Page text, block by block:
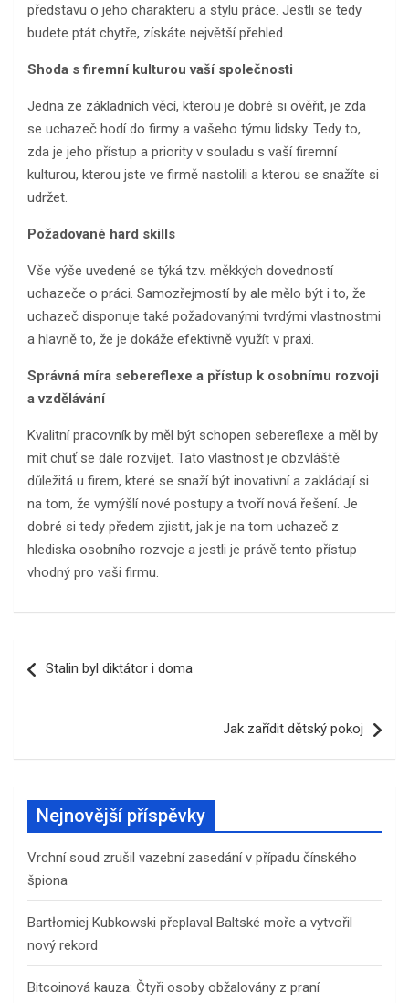
představu o jeho charakteru a stylu práce. Jestli se tedy
budete ptát chytře, získáte největší přehled.
Shoda s firemní kulturou vaší společnosti
Jedna ze základních věcí, kterou je dobré si ověřit, je zda
se uchazeč hodí do firmy a vašeho týmu lidsky. Tedy to,
zda je jeho přístup a priority v souladu s vaší firemní
kulturou, kterou jste ve firmě nastolili a kterou se snažíte si
udržet.
Požadované hard skills
Vše výše uvedené se týká tzv. měkkých dovedností
uchazeče o práci. Samozřejmostí by ale mělo být i to, že
uchazeč disponuje také požadovanými tvrdými vlastnostmi
a hlavně to, že je dokáže efektivně využít v praxi.
Správná míra sebereflexe a přístup k osobnímu rozvoji
a vzdělávání
Kvalitní pracovník by měl být schopen sebereflexe a měl by
mít chuť se dále rozvíjet. Tato vlastnost je obzvláště
důležitá u firem, které se snaží být inovativní a zakládají si
na tom, že vymýšlí nové postupy a tvoří nová řešení. Je
dobré si tedy předem zjistit, jak je na tom uchazeč z
hlediska osobního rozvoje a jestli je právě tento přístup
vhodný pro vaši firmu.
proStalin byl diktátor i doma
Jak zařídit dětský pokoj
Nejnovější příspěvky
Vrchní soud zrušil vazební zasedání v případu čínského
špiona
Bartłomiej Kubkowski přeplaval Baltské moře a vytvořil
nový rekord
Bitcoinová kauza: Čtyři osoby obžalovány z praní